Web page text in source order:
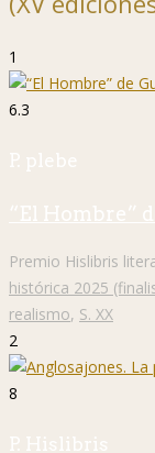
1
6.3
P. plebe
“El Hombre”
Premio Hislibris
histórica 2025
realismo, S. XX
2
8
P. Hislibris